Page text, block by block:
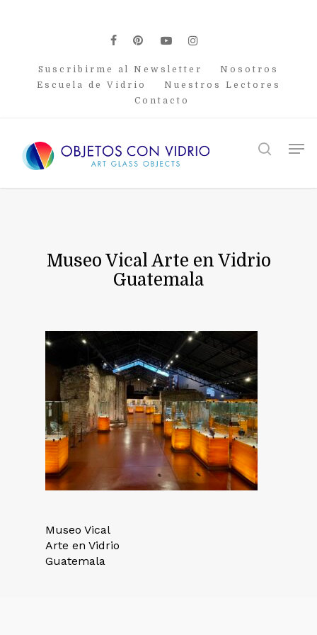
facebook
pinterest
youtubeinstagram
Suscribirme al Newsletter
Nosotros
Escuela de Vidrio
Nuestros Lectores
Contacto
search
Museo Vical Arte en Vidrio
Guatemala
Museo Vical
Arte en Vidrio
Guatemala